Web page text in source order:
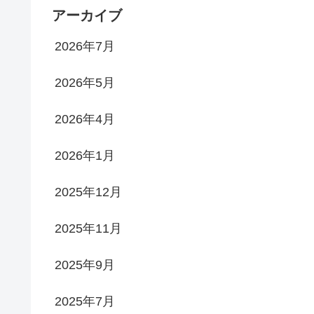
アーカイブ
2026年7月
2026年5月
2026年4月
2026年1月
2025年12月
2025年11月
2025年9月
2025年7月